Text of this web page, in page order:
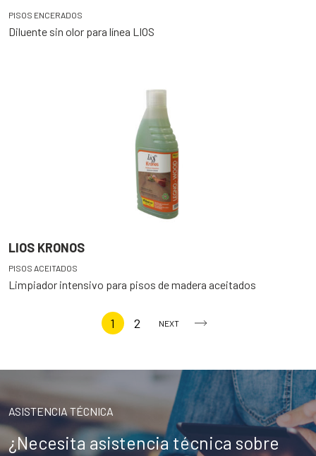
PISOS ENCERADOS
Diluente sin olor para línea LIOS
LIOS KRONOS
PISOS ACEITADOS
Limpiador intensivo para pisos de madera aceitados
1 2 NEXT
ASISTENCIA TÉCNICA
¿Necesita asistencia técnica sobre